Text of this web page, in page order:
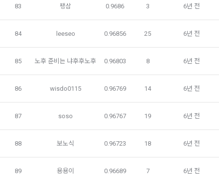
제 11 조 (지급방법)
음 각 호의 방법 중 가용한 방법으로 할 수 있다. 단, “회사”는 이
용자의 지급방법에 대하여 재화 및 서비스 등의 대금에 어떠한
나. 선불카드, 직불카드, 신용카드 등의 각종 카드 결제
다. 온라인 무통장 입금
라. 전자화폐에 의한 결제
마. 마일리지 등 “사이트”가 지급한 포인트에 의한 결제
바. “사이트”와 계약을 맺었거나 “사이트”가 인정한 상품권에 의
한 결제
사. 기타 전자적 지급 방법에 의한 대금 지급 등
-개인정보를 제공받는 자의 개인정보 이용 목적 : 채용을 위한
적합자 확인
-제공하는 개인정보의 항목 : 데이콘 인재풀 등록시 수집하는 항
-개인정보를 제공받는 자의 개인정보 보유 및 이용기간 : 제휴
이용자가 데이콘을 통해 채용 서비스에 지원하는 경우, 채용 절
83 팽삼 0.9686 3 6년 전
84 leeseo 0.96856 25 6년 전
85 노후 준비는 냐후후노후 0.96803 8 6년 전
86 wisdo0115 0.96769 14 6년 전
87 soso 0.96767 19 6년 전
88 보노식 0.96723 18 6년 전
89 용용이 0.96689 7 6년 전